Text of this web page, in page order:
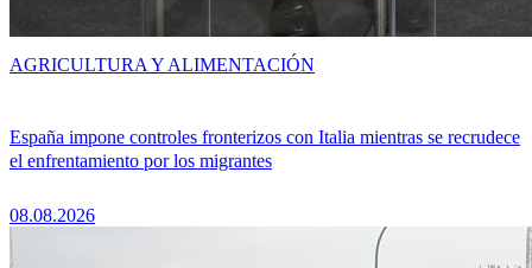
España impone controles fronterizos con Italia mientras se recrudece
el enfrentamiento por los migrantes
08.08.2026
AGRICULTURA Y ALIMENTACIÓN